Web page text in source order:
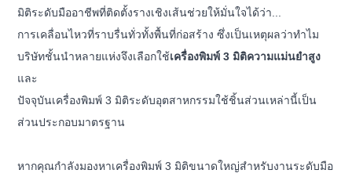
มิติระดับมืออาชีพที่ติดตั้งรางเชิงเส้นช่วยให้มั่นใจได้ว่า...
การเคลื่อนไหวที่ราบรื่นทั่วทั้งพื้นที่ก่อสร้าง ซึ่งเป็นเหตุผลว่าทำไม
บริษัทชั้นนำหลายแห่งจึงเลือกใช้เครื่องพิมพ์ 3 มิติความแม่นยำสูง
และ
ปัจจุบันเครื่องพิมพ์ 3 มิติระดับอุตสาหกรรมใช้ชิ้นส่วนเหล่านี้เป็น
ส่วนประกอบมาตรฐาน
หากคุณกำลังมองหาเครื่องพิมพ์ 3 มิติขนาดใหญ่สำหรับงานระดับมือ